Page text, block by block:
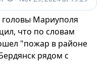
головы Мариуполя
что по словам
"пожар в районе
рядом с